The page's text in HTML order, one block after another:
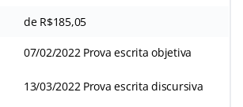
de R$185,05
07/02/2022 Prova escrita objetiva
13/03/2022 Prova escrita discursiva